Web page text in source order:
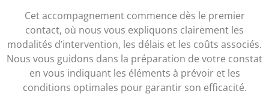
Cet accompagnement commence dès le premier
contact, où nous vous expliquons clairement les
modalités d’intervention, les délais et les coûts associés.
Nous vous guidons dans la préparation de votre constat
en vous indiquant les éléments à prévoir et les
conditions optimales pour garantir son efficacité.